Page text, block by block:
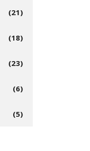
(21)
(18)
(23)
(6)
(5)